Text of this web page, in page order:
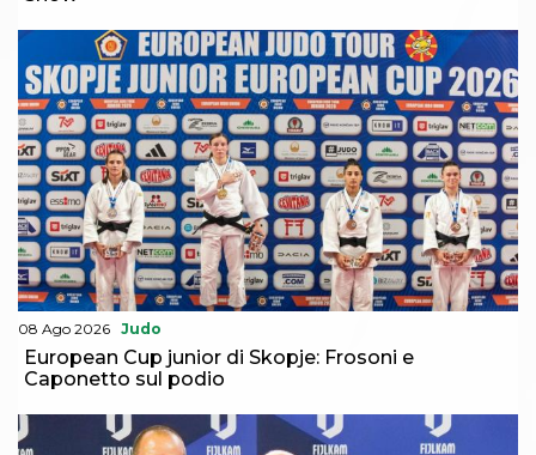
08 Ago 2026 Judo
European Cup junior di Skopje: Frosoni e
Caponetto sul podio